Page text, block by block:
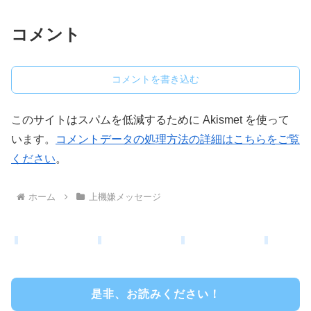
コメント
コメントを書き込む
このサイトはスパムを低減するために Akismet を使って
います。
コメントデータの処理方法の詳細はこちらをご覧
ください。
ホーム 上機嫌メッセージ
是非、お読みください！